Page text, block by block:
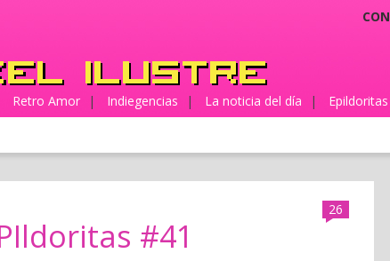
Retro Amor | Indiegencias | La noticia del día | Epildoritas
26
#41